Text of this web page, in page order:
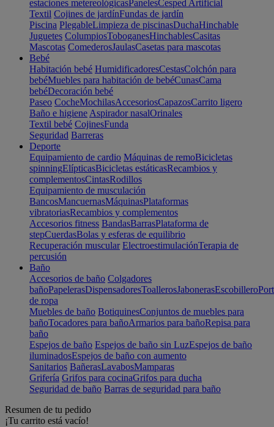
estaciones metereológicasPanelesCesped Artificial
Textil Cojines de jardínFundas de jardín
Piscina PlegableLimpieza de piscinasDuchaHinchable
Juguetes ColumpiosToboganesHinchablesCasitas
Mascotas ComederosJaulasCasetas para mascotas
Bebé
Habitación bebé HumidificadoresCestasColchón para
bebéMuebles para habitación de bebéCunasCama
bebéDecoración bebé
Paseo CocheMochilasAccesoriosCapazosCarrito ligero
Baño e higiene Aspirador nasalOrinales
Textil bebé CojinesFunda
Seguridad Barreras
Deporte
Equipamiento de cardio Máquinas de remoBicicletas
spinningElípticasBicicletas estáticasRecambios y
complementosCintasRodillos
Equipamiento de musculación
BancosMancuernasMáquinasPlataformas
vibratoriasRecambios y complementos
Accesorios fitness BandasBarrasPlataforma de
stepCuerdasBolas y esferas de equilibrio
Recuperación muscular ElectroestimulaciónTerapia de
percusión
Baño
Accesorios de baño Colgadores
bañoPapelerasDispensadoresToallerosJabonerasEscobillero
de ropa
Muebles de baño BotiquinesConjuntos de muebles para
bañoTocadores para bañoArmarios para bañoRepisa para
baño
Espejos de baño Espejos de baño sin LuzEspejos de baño
iluminadosEspejos de baño con aumento
Sanitarios BañerasLavabosMamparas
Grifería Grifos para cocinaGrifos para ducha
Seguridad de baño Barras de seguridad para baño
Resumen de tu pedido
¡Tu carrito está vacío!